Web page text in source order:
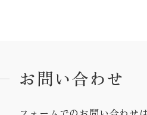
お問い合わせ